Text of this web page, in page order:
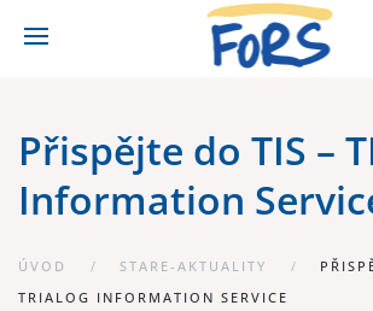
Přispějte do TIS –
Information
ÚVOD STARE-AKTUALITY
TRIALOG INFORMATION SERVICE